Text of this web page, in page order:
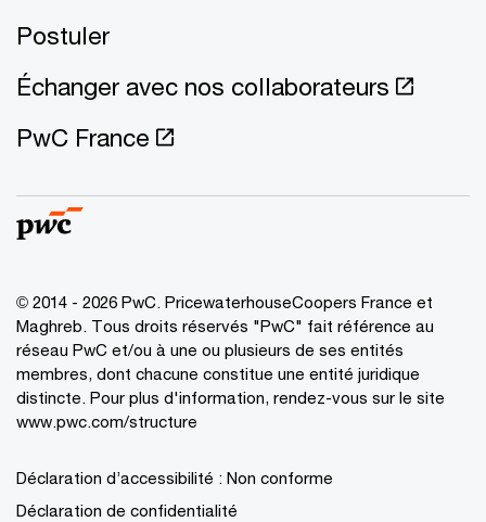
Postuler
Échanger avec nos collaborateurs
PwC France
© 2014 - 2026 PwC. PricewaterhouseCoopers France et
Maghreb. Tous droits réservés "PwC" fait référence au
réseau PwC et/ou à une ou plusieurs de ses entités
membres, dont chacune constitue une entité juridique
distincte. Pour plus d'information, rendez-vous sur le site
www.pwc.com/structure
Déclaration d’accessibilité : Non conforme
Déclaration de confidentialité